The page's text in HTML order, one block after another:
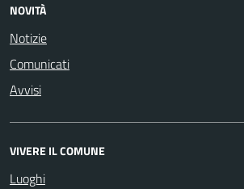
NOVITÀ
Notizie
Comunicati
Avvisi
VIVERE IL COMUNE
Luoghi